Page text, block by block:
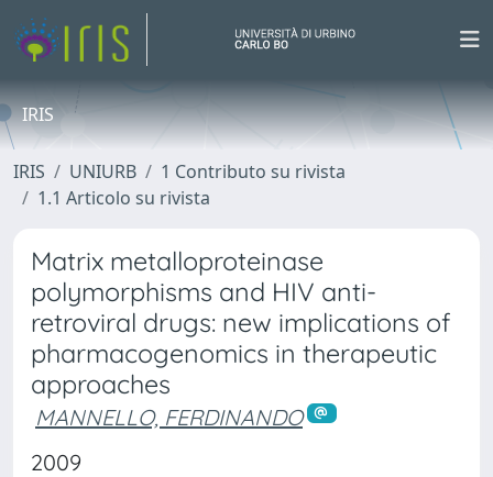
IRIS
IRIS UNIURB
1 Contributo su rivista
1.1 Articolo su rivista
Matrix metalloproteinase
polymorphisms and HIV anti-
retroviral drugs: new implications of
pharmacogenomics in therapeutic
approaches
MANNELLO, FERDINANDO
2009